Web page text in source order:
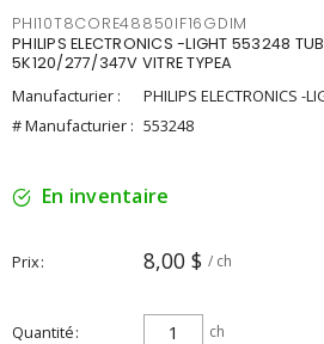
PHI10T8CORE48850IF16GDIM
PHILIPS ELECTRONICS -LIGHT 553248
5K120/277/347V VITRE TYPEA
Manufacturier :
PHILIPS ELECTRONICS -
# Manufacturier : 553248
En inventaire
Prix 8,00 $ / ch
Quantité ch